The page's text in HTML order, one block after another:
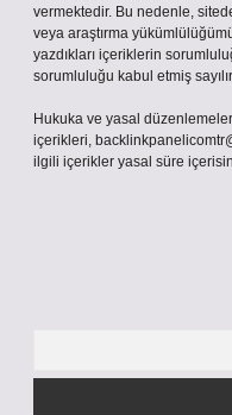
vermektedir. Bu nedenle,
veya araştırma
yazdıkları içeriklerin
sorumluluğu kabul etmiş
Hukuka ve yasal
içerikleri,
ilgili içerikler yasal süre